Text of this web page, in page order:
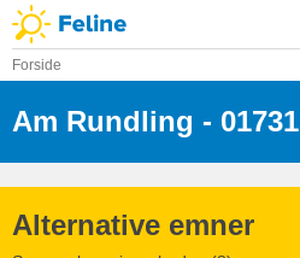
Forside
Am Rundling - 01731
Alternative emner